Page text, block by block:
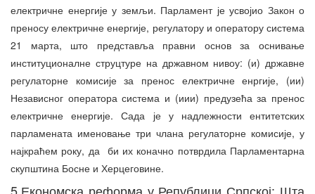
електричне енергије у земљи. Парламент је усвојио Закон о
преносу електричне енергије, регулатору и оператору система
21 марта, што представља правни основ за оснивање
институционалне струцтуре на државном нивоу: (и) државне
регулаторне комисије за пренос електричне енргије, (ии)
Независног оператора система и (иии) предузећа за пренос
електричне енергије. Сада је у надлежности ентитетских
парламената именовање три члана регулаторне комисије, у
најкраћем року, да би их коначно потврдила Парламентарна
скупштина Босне и Херцеговине.
5.Економска реформа у Републици Српској: Шта